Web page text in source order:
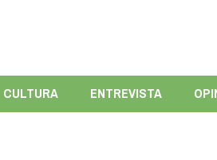
CULTURA ENTREVISTA